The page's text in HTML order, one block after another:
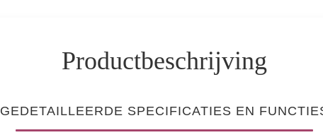
Productbeschrijving
GEDETAILLEERDE SPECIFICATIES EN